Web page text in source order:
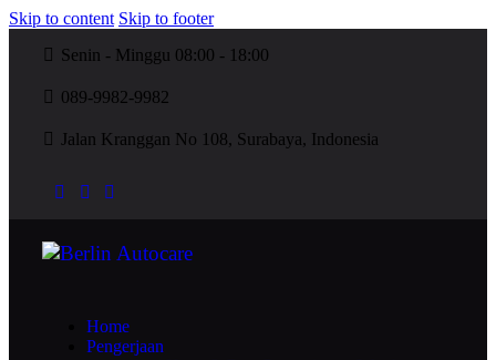
Skip to content Skip to footer
Senin - Minggu 08:00 - 18:00
089-9982-9982
Jalan Kranggan No 108, Surabaya, Indonesia
Home
Pengerjaan